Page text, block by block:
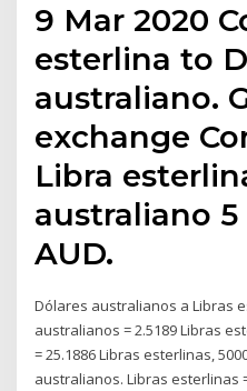
9 Mar 2020
esterlina to
australiano.
exchange
Libra
australiano 5
AUD.
Dólares australianos a Libras
australianos = 2.5189 Libras
= 25.1886 Libras esterlinas,
australianos. Libras esterlinas